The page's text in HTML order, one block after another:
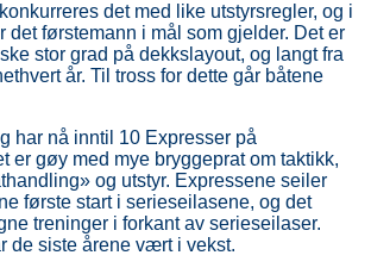
det med like utstyrsregler, og i
det førstemann i mål som gjelder. Det er
stor grad på dekkslayout, og langt fra
år. Til tross for dette går båtene
har nå inntil 10 Expresser på
er gøy med mye bryggeprat om taktikk,
og utstyr. Expressene seiler
første start i serieseilasene, og det
treninger i forkant av serieseilaser.
de siste årene vært i vekst.